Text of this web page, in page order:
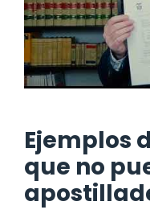
Ejemplos
que no